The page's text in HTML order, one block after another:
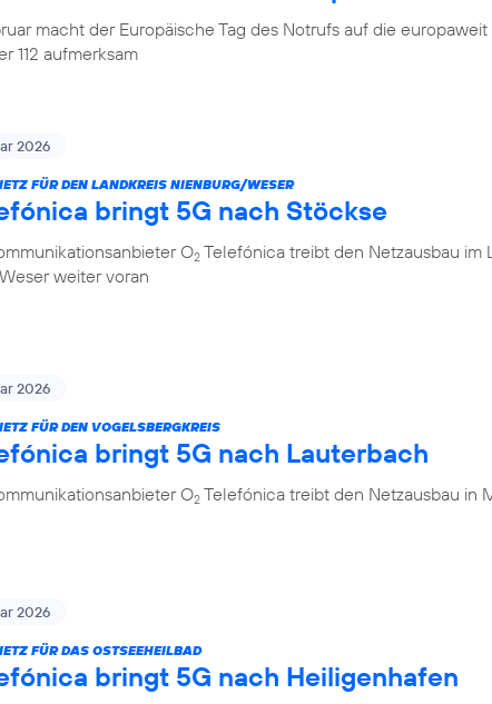
macht der Europäische Tag des Notrufs auf die
112 aufmerksam
2026
FÜR DEN LANDKREIS NIENBURG/WESER
bringt 5G nach Stöckse
O2 Telefónica treibt den Netzausbau im
weiter voran
2026
FÜR DEN VOGELSBERGKREIS
bringt 5G nach Lauterbach
O2 Telefónica treibt den Netzausbau in
2026
FÜR DAS OSTSEEHEILBAD
bringt 5G nach Heiligenhafen